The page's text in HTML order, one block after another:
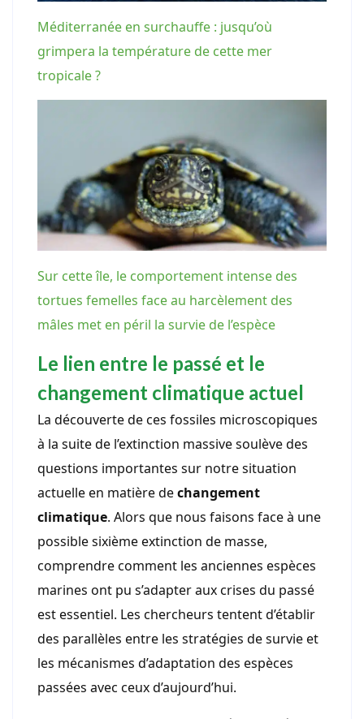
Méditerranée en surchauffe : jusqu’où
grimpera la température de cette mer
tropicale ?
Sur cette île, le comportement intense des
tortues femelles face au harcèlement des
mâles met en péril la survie de l’espèce
Le lien entre le passé et le
changement climatique actuel
La découverte de ces fossiles microscopiques
à la suite de l’extinction massive soulève des
questions importantes sur notre situation
actuelle en matière dechangement
climatique. Alors que nous faisons face à une
possible sixième extinction de masse,
comprendre comment les anciennes espèces
marines ont pu s’adapter aux crises du passé
est essentiel. Les chercheurs tentent d’établir
des parallèles entre les stratégies de survie et
les mécanismes d’adaptation des espèces
passées avec ceux d’aujourd’hui.